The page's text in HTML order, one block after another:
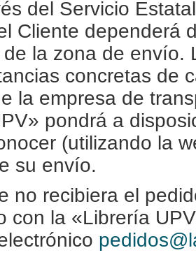
del Servicio
Cliente dependerá
la zona de envío.
concretas de
la empresa de
pondrá a
(utilizando la
su envío.
no recibiera el
con la «Librería